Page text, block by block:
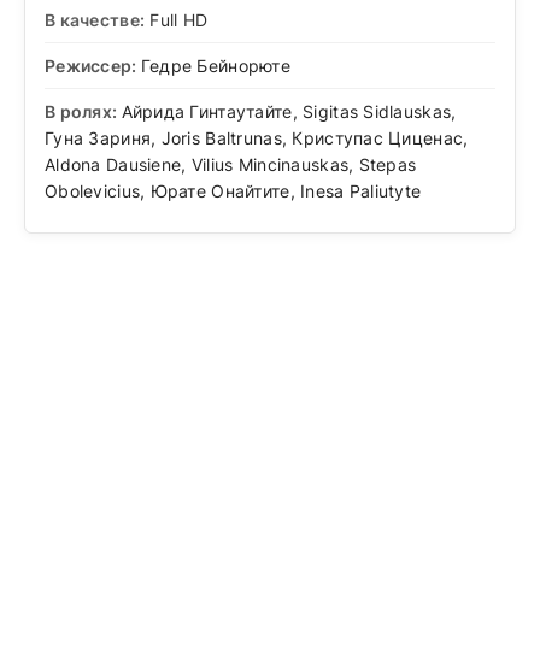
В качестве: Full HD
Режиссер: Гедре Бейнорюте
В ролях: Айрида Гинтаутайте, Sigitas Sidlauskas,
Гуна Зариня, Joris Baltrunas, Криступас Циценас,
Aldona Dausiene, Vilius Mincinauskas, Stepas
Obolevicius, Юрате Онайтите, Inesa Paliutyte